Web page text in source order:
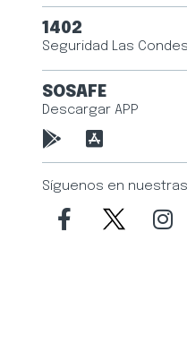
1402
Seguridad Las Condes
SOSAFE
Descargar APP
Síguenos en